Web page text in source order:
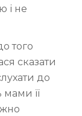
і не
того
сказати
до
мами її